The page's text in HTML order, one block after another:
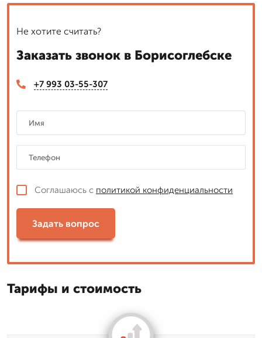
Не хотите считать?
Заказать звонок в Борисоглебске
+7 993 03-55-307
Соглашаюсь с политикой конфиденциальности
Задать вопрос
Тарифы и стоимость